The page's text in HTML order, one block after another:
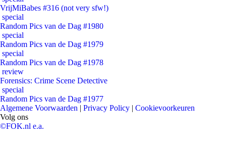
VrijMiBabes #316 (not very sfw!)
special
Random Pics van de Dag #1980
special
Random Pics van de Dag #1979
special
Random Pics van de Dag #1978
review
Forensics: Crime Scene Detective
special
Random Pics van de Dag #1977
Algemene Voorwaarden | Privacy Policy | Cookievoorkeuren
Volg ons
©FOK.nl e.a.